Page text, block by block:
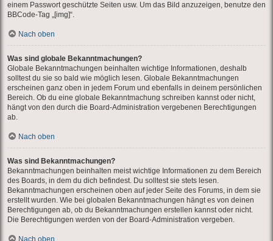
einem Passwort geschützte Seiten usw. Um das Bild anzuzeigen, benutze den
BBCode-Tag „[img]“.
Nach oben
Was sind globale Bekanntmachungen?
Globale Bekanntmachungen beinhalten wichtige Informationen, deshalb
solltest du sie so bald wie möglich lesen. Globale Bekanntmachungen
erscheinen ganz oben in jedem Forum und ebenfalls in deinem persönlichen
Bereich. Ob du eine globale Bekanntmachung schreiben kannst oder nicht,
hängt von den durch die Board-Administration vergebenen Berechtigungen
ab.
Nach oben
Was sind Bekanntmachungen?
Bekanntmachungen beinhalten meist wichtige Informationen zu dem Bereich
des Boards, in dem du dich befindest. Du solltest sie stets lesen.
Bekanntmachungen erscheinen oben auf jeder Seite des Forums, in dem sie
erstellt wurden. Wie bei globalen Bekanntmachungen hängt es von deinen
Berechtigungen ab, ob du Bekanntmachungen erstellen kannst oder nicht.
Die Berechtigungen werden von der Board-Administration vergeben.
Nach oben